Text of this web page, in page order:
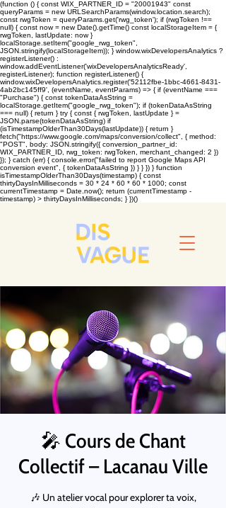
(function () { const WIX_PARTNER_ID = "20001943" const
queryParams = new URLSearchParams(window.location.search);
const rwgToken = queryParams.get('rwg_token'); if (rwgToken !==
null) { const now = new Date().getTime() const localStorageItem = {
rwgToken, lastUpdate: now }
localStorage.setItem("google_rwg_token",
JSON.stringify(localStorageItem)); } window.wixDevelopersAnalytics ?
registerListener() :
window.addEventListener('wixDevelopersAnalyticsReady',
registerListener); function registerListener() {
window.wixDevelopersAnalytics.register('52112fbe-1bbc-4661-8431-
4ab2bc145ff9', (eventName, eventParams) => { if (eventName ===
"Purchase") { const tokenDataAsString =
localStorage.getItem("google_rwg_token"); if (tokenDataAsString
=== null) { return } try { const { rwgToken, lastUpdate } =
JSON.parse(tokenDataAsString) if
(isTimestampOlderThan30Days(lastUpdate)) { return }
fetch("https://www.google.com/maps/conversion/collect", { method:
"POST", body: JSON.stringify({ conversion_partner_id:
WIX_PARTNER_ID, rwg_token: rwgToken, merchant_changed: 2 })
}); } catch (err) { console.error("failed to report Google Maps API
conversion event", { tokenDataAsString }) } } }) } function
isTimestampOlderThan30Days(timestamp) { const
thirtyDaysInMilliseconds = 30 * 24 * 60 * 60 * 1000; const
currentTimestamp = Date.now(); return (currentTimestamp -
timestamp) > thirtyDaysInMilliseconds; } })()
🎤 Cours de Chant
Collectif – Lacanau Ville
🎶 Un atelier vocal pour explorer ta voix,